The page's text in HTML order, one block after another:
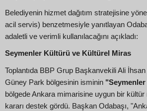
Belediyenin hizmet dağıtım stratejisine
acil servis) benzetmesiyle yanıtlayan
adaletli ve verimli kullanılacağını açıkladı:
Seymenler Kültürü ve Kültürel Miras
Toplantıda BBP Grup Başkanvekili Ali
Güney Park bölgesinin isminin "Seymenler
bölgede Ankara mimarisine uygun bir kültür
kararı destek gördü. Başkan Odabaşı,